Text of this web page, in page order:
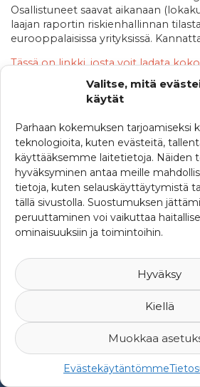
Valitse, mitä
käytät
Parhaan kokemuksen tarjoamiseksi
teknologioita, kuten evästeitä,
käyttääksemme laitetietoja. Näiden
hyväksyminen antaa meille
tietoja, kuten selauskäyttäytymistä
tällä sivustolla. Suostumuksen
peruuttaminen voi vaikuttaa
ominaisuuksiin ja toimintoihin.
Hyväksy
Kiellä
Muokkaa
Evästekäytäntömme
Osallistuneet saavat aikanaan
laajan raportin riskienhallinnan
eurooppalaisissa yrityksissä.
Tässä on linkki, josta voit ladata
KATEGORIAT
Ajankohtaista
Ferman uutisia
SRHY:n uutisia
© 2007-2026 Suomen
rekisteriseloste-Web